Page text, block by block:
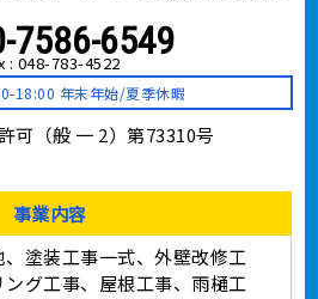
7586-6549
: 048-783-4522
18:00 年末年始/夏季休暇
（般 一 2）第73310号
事業内容
塗装工事⼀式、外壁改修工
グ工事、屋根工事、雨樋工